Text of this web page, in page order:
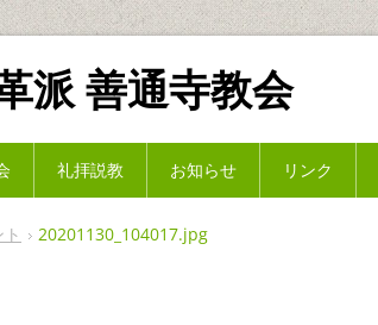
派 善通寺教会
20201130_104017.jpg
礼拝説教 お知らせ リンク